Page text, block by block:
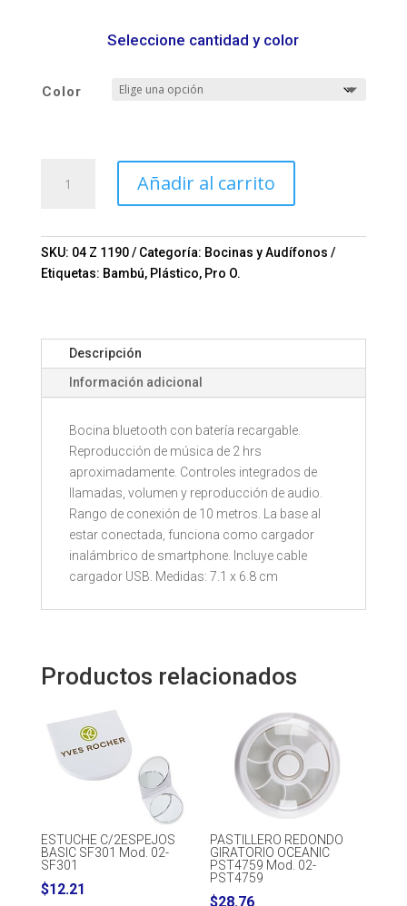
Seleccione cantidad y color
Color
RIOJA
Z
1190
Añadir al carrito
SKU: 04 Z 1190 Categoría: Bocinas y Audífonos
Etiquetas: Bambú, Plástico, Pro O.
Descripción
Información adicional
Bocina bluetooth con batería recargable.
Reproducción de música de 2 hrs
aproximadamente. Controles integrados de
llamadas, volumen y reproducción de audio.
Rango de conexión de 10 metros. La base al
estar conectada, funciona como cargador
inalámbrico de smartphone. Incluye cable
cargador USB. Medidas: 7.1 x 6.8 cm
Productos relacionados
ESTUCHE C/2ESPEJOS
BASIC SF301 Mod. 02-
SF301
$12.21
PASTILLERO REDONDO
GIRATORIO OCEANIC
PST4759 Mod. 02-
PST4759
$28.76